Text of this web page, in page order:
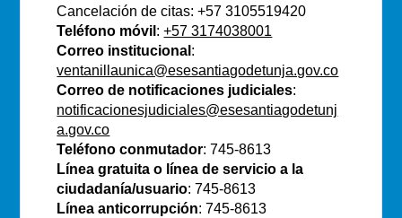
Cancelación de citas: +57 3105519420
Teléfono móvil :+57 3174038001
Correo institucional :
ventanillaunica@esesantiagodetunja.gov.co
Correo de notificaciones judiciales:
notificacionesjudiciales@esesantiagodetunj
a.gov.co
Teléfono conmutador: 745-8613
Línea gratuita o línea de servicio a la
ciudadanía/usuario: 745-8613
Línea anticorrupción: 745-8613